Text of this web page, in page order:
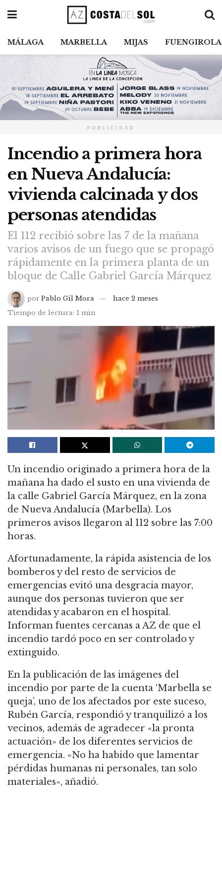
MÁLAGA MARBELLA MIJAS FUENGIROLA
PUBLICIDAD
Incendio a primera hora
en Nueva Andalucía:
vivienda calcinada y dos
personas atendidas
El 112 recibió sobre las 7 de la mañana
varios avisos de un fuego que se propagó
rápidamente en la primera planta de un
bloque de Calle Gabriel García Márquez
por Pablo Gil Mora
hace 2 meses
Tiempo de lectura: 1 min
Un incendio originado a primera hora de la
mañana ha dado el susto en una vivienda de
la calle Gabriel García Márquez, en la zona
de Nueva Andalucía (Marbella). Los
primeros avisos llegaron al 112 sobre las 7:00
horas.
Afortunadamente, la rápida asistencia de los
bomberos y del resto de servicios de
emergencias evitó una desgracia mayor,
aunque dos personas tuvieron que ser
atendidas y acabaron en el hospital.
Informan fuentes cercanas a AZ de que el
incendio tardó poco en ser controlado y
extinguido.
En la publicación de las imágenes del
incendio por parte de la cuenta ‘Marbella se
queja’, uno de los afectados por este suceso,
Rubén García, respondió y tranquilizó a los
vecinos, además de agradecer «la pronta
actuación» de los diferentes servicios de
emergencia. «No ha habido que lamentar
pérdidas humanas ni personales, tan solo
materiales», añadió.